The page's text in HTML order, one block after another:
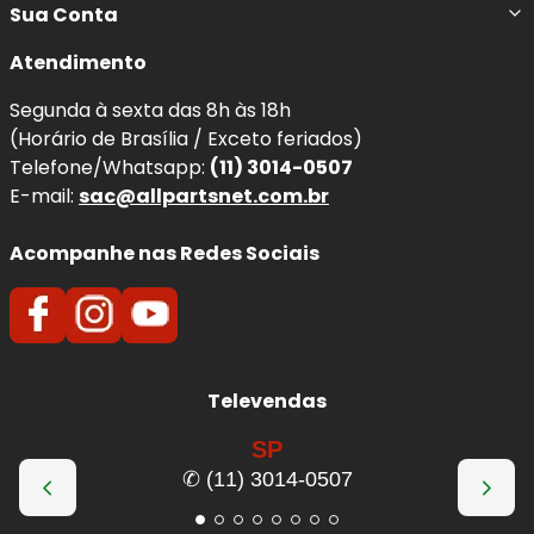
Benefícios imediatos da troca:
Frenagens mais segurase previsíveis, com
menor distância de parada.
Redução de ruídos (chiados) e vibrações ao
frear.
Proteção do disco:evita riscos, sulcos e
superaquecimento por atrito irregular.
Conforto e estabilidade:
em curvas, chuva e frenagens de emergência.
Qualidade e Procedência:
FERODO é uma marca global tradicional em
sistemas
de frenagem
, reconhecida por tecnologia, consistência e
Sua Conta
Atendimento
Segunda à sexta das 8h às 18h
(Horário de Brasília / Exceto feriados)
Telefone/Whatsapp: (11) 3014-0507
E-mail: sac@allpartsnet.com.br
Acompanhe nas Redes Sociais
Televendas
SP
✆ (11) 3014-0507